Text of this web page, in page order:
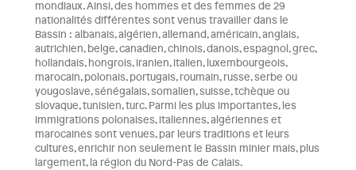
mondiaux. Ainsi, des hommes et des femmes de 29
nationalités différentes sont venus travailler dans le
Bassin : albanais, algérien, allemand, américain, anglais,
autrichien, belge, canadien, chinois, danois, espagnol, grec,
hollandais, hongrois, iranien, italien, luxembourgeois,
marocain, polonais, portugais, roumain, russe, serbe ou
yougoslave, sénégalais, somalien, suisse, tchèque ou
slovaque, tunisien, turc. Parmi les plus importantes, les
immigrations polonaises, italiennes, algériennes et
marocaines sont venues, par leurs traditions et leurs
cultures, enrichir non seulement le Bassin minier mais, plus
largement, la région du Nord-Pas de Calais.